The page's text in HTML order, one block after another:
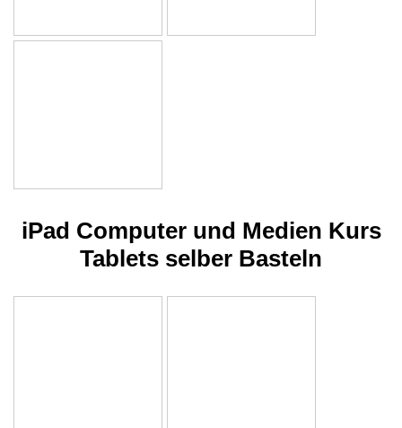
iPad Computer und Medien Kurs
Tablets selber Basteln